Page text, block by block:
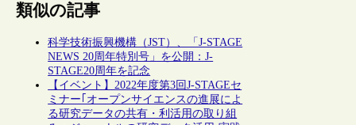
類似の記事
科学技術振興機構（JST）、「J-STAGE
NEWS 20周年特別号」を公開：J-
STAGE20周年を記念
【イベント】2022年度第3回J-STAGEセ
ミナー｢オープンサイエンスの進展によ
る研究データの共有・利活用の取り組